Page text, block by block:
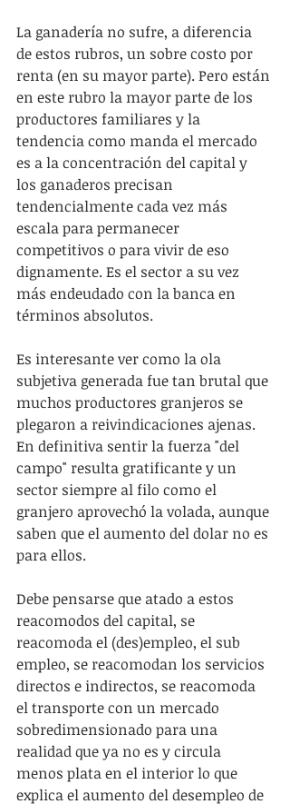
La ganadería no sufre, a diferencia
de estos rubros, un sobre costo por
renta (en su mayor parte). Pero están
en este rubro la mayor parte de los
productores familiares y la
tendencia como manda el mercado
es a la concentración del capital y
los ganaderos precisan
tendencialmente cada vez más
escala para permanecer
competitivos o para vivir de eso
dignamente. Es el sector a su vez
más endeudado con la banca en
términos absolutos.
Es interesante ver como la ola
subjetiva generada fue tan brutal que
muchos productores granjeros se
plegaron a reivindicaciones ajenas.
En definitiva sentir la fuerza "del
campo" resulta gratificante y un
sector siempre al filo como el
granjero aprovechó la volada, aunque
saben que el aumento del dolar no es
para ellos.
Debe pensarse que atado a estos
reacomodos del capital, se
reacomoda el (des)empleo, el sub
empleo, se reacomodan los servicios
directos e indirectos, se reacomoda
el transporte con un mercado
sobredimensionado para una
realidad que ya no es y circula
menos plata en el interior lo que
explica el aumento del desempleo de